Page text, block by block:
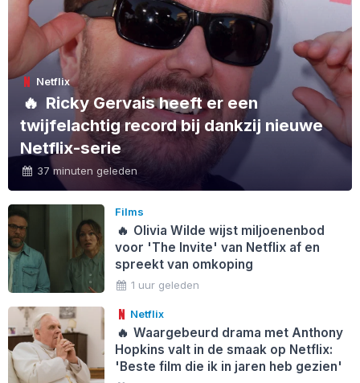
Netflix
🔥 Ricky Gervais heeft er een
twijfelachtig record bij dankzij nieuwe
Netflix-serie
37 minuten geleden
Films
🔥 Olivia Wilde wijst miljoenenbod
voor 'The Invite' van Netflix af en
spreekt van omkoping
1 uur geleden
Netflix
🔥 Waargebeurd drama met Anthony
Hopkins valt in de smaak op Netflix:
'Beste film die ik in jaren heb gezien'